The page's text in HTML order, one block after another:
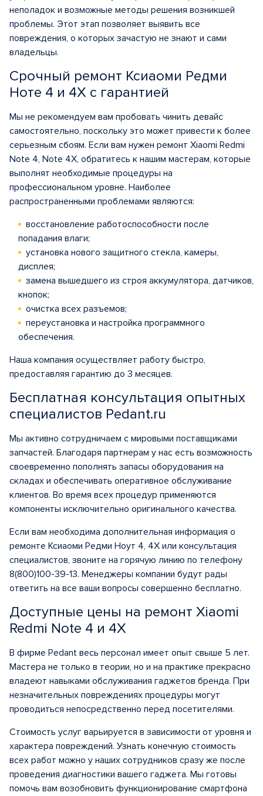
неполадок и возможные методы решения возникшей
проблемы. Этот этап позволяет выявить все
повреждения, о которых зачастую не знают и сами
владельцы.
Срочный ремонт Ксиаоми Редми
Ноте 4 и 4Х с гарантией
Мы не рекомендуем вам пробовать чинить девайс
самостоятельно, поскольку это может привести к более
серьезным сбоям. Если вам нужен ремонт Xiaomi Redmi
Note 4, Note 4X, обратитесь к нашим мастерам, которые
выполнят необходимые процедуры на
профессиональном уровне. Наиболее
распространенными проблемами являются:
восстановление работоспособности после
попадания влаги;
установка нового защитного стекла, камеры,
дисплея;
замена вышедшего из строя аккумулятора, датчиков,
кнопок;
очистка всех разъемов;
переустановка и настройка программного
обеспечения.
Наша компания осуществляет работу быстро,
предоставляя гарантию до 3 месяцев.
Бесплатная консультация опытных
специалистов Pedant.ru
Мы активно сотрудничаем с мировыми поставщиками
запчастей. Благодаря партнерам у нас есть возможность
своевременно пополнять запасы оборудования на
складах и обеспечивать оперативное обслуживание
клиентов. Во время всех процедур применяются
компоненты исключительно оригинального качества.
Если вам необходима дополнительная информация о
ремонте Ксиаоми Редми Ноут 4, 4Х или консультация
специалистов, звоните на горячую линию по телефону
8(800)100-39-13. Менеджеры компании будут рады
ответить на все ваши вопросы совершенно бесплатно.
Доступные цены на ремонт Xiaomi
Redmi Note 4 и 4X
В фирме Pedant весь персонал имеет опыт свыше 5 лет.
Мастера не только в теории, но и на практике прекрасно
владеют навыками обслуживания гаджетов бренда. При
незначительных повреждениях процедуры могут
проводиться непосредственно перед посетителями.
Стоимость услуг варьируется в зависимости от уровня и
характера повреждений. Узнать конечную стоимость
всех работ можно у наших сотрудников сразу же после
проведения диагностики вашего гаджета. Мы готовы
помочь вам возобновить функционирование смартфона